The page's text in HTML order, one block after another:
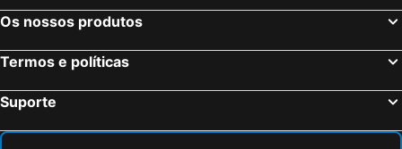
Montalegre
Trajano
O Paço
Os nossos produtos
Termos e políticas
Suporte